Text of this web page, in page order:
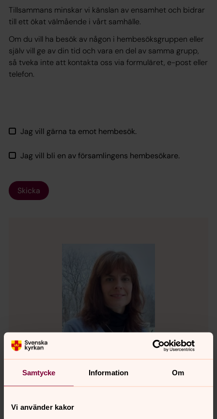
Samtycke Information Om
Vi använder kakor
Tillsammans minskar vi känslan av ensamhet och bidrar
till ett ökat välmående i vårt samhälle.
Om du vill ha besök av någon i hembesöksgruppen eller
själv vill ge av din tid och vara en del av samma grupp,
så tveka inte att kontakta oss via formuläret, e-post eller
telefon.
Jag vill gärna ta emot hembesök.
Jag vill bli en av församlingens hembesökare.
Skicka
Diakon, Svenska kyrkan Sorsele